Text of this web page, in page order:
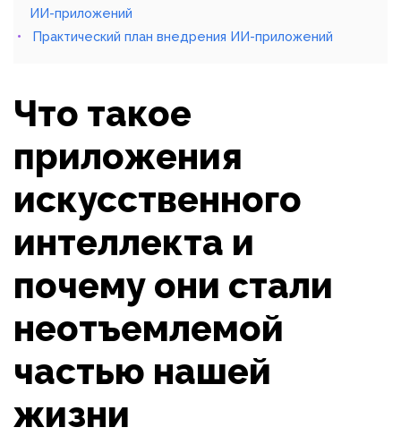
ИИ-приложений
Практический план внедрения ИИ-приложений
Что такое
приложения
искусственного
интеллекта и
почему они стали
неотъемлемой
частью нашей
жизни